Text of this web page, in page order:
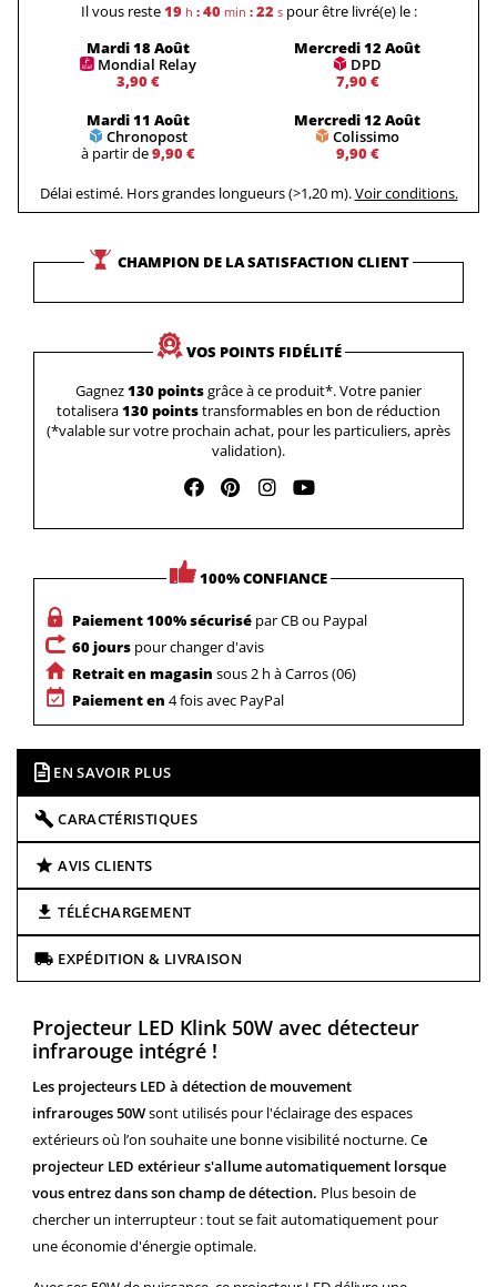
Il vous reste19h : 40min : 21s pour être livré(e) le :
Mardi 18 Août
Mondial Relay
3,90 €
Mercredi 12 Août
DPD
7,90 €
Mardi 11 Août
Chronopost
à partir de9,90 €
Mercredi 12 Août
Colissimo
9,90 €
Délai estimé. Hors grandes longueurs (>1,20 m).Voir conditions.
CHAMPION DE LA SATISFACTION CLIENT
VOS POINTS FIDÉLITÉ
Gagnez130 pointsgrâce à ce produit*. Votre panier
totalisera130 pointstransformables en bon de réduction
(*valable sur votre prochain achat, pour les particuliers, après
validation).
100% CONFIANCE
Paiement 100% sécurisé par CB ou Paypal
60 jours pour changer d'avis
Retrait en magasin sous 2 h à Carros (06)
Paiement en 4 fois avec PayPal
EN SAVOIR PLUS
CARACTÉRISTIQUES
AVIS CLIENTS
TÉLÉCHARGEMENT
EXPÉDITION & LIVRAISON
Projecteur LED Klink 50W avec détecteur
infrarouge intégré !
Les projecteurs LED à détection de mouvement
infrarouges50Wsont utilisés pour l'éclairage des espaces
extérieurs où l’on souhaite une bonne visibilité nocturne. Ce
projecteur LED extérieur s'allume automatiquement lorsque
vous entrez dans son champ de détection. Plus besoin de
chercher un interrupteur : tout se fait automatiquement pour
une économie d'énergie optimale.